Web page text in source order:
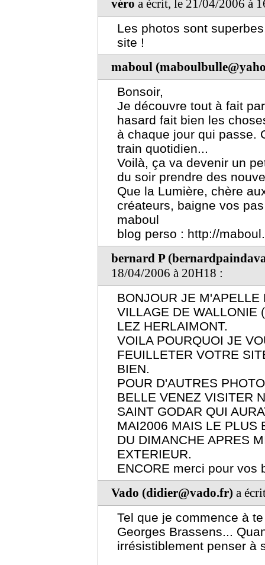
véro a écrit, le 21/04/2006 à
Les photos sont
site !
maboul
Bonsoir,
Je découvre tout à fait
hasard fait bien les
à chaque jour qui passe.
train quotidien...
Voilà, ça va devenir un
du soir prendre des
Que la Lumière, chère
créateurs, baigne vos
maboul
blog perso : http://
bernard P
18/04/2006 à 20H18 :
BONJOUR JE
VILLAGE DE WALLONIE
LEZ HERLAIMONT.
VOILA POURQUOI JE
FEUILLETER VOTRE
BIEN.
POUR D'AUTRES
BELLE VENEZ VISITER
SAINT GODAR QUI
MAI2006 MAIS LE PLUS
DU DIMANCHE APRES
EXTERIEUR.
ENCORE merci pour vos
Vado (didier@vado.fr) a
Tel que je commence à
Georges Brassens...
irrésistiblement penser à